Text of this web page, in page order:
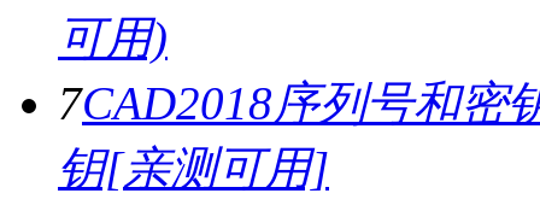
可用)
7CAD2018序列号和密
钥[亲测可用]